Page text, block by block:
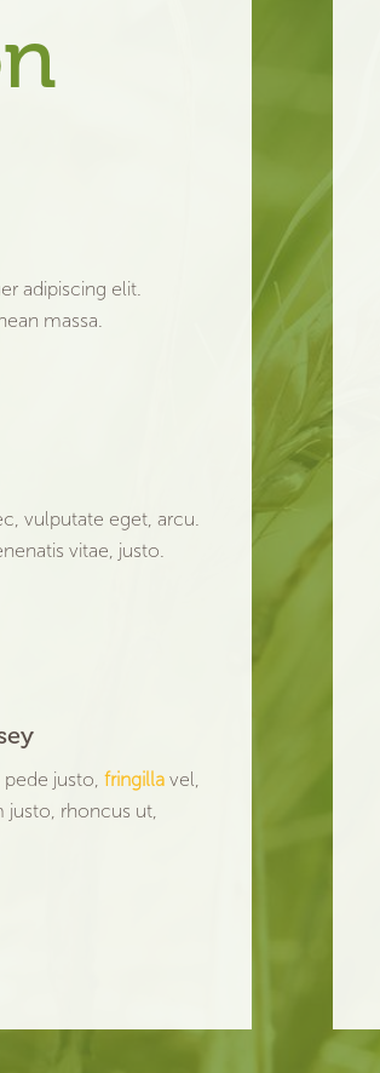
adipiscing elit.
massa.
vulputate eget, arcu.
vitae, justo.
justo, fringilla vel,
justo, rhoncus ut,